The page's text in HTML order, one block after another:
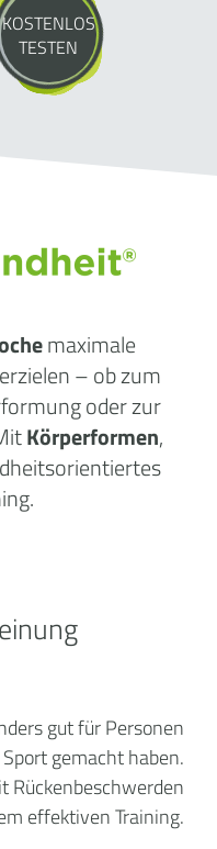
KOSTENLOS
TESTEN
maximale
– ob zum
oder zur
Körperformen,
gut für Personen
gemacht haben.
Rückenbeschwerden
effektiven Training.